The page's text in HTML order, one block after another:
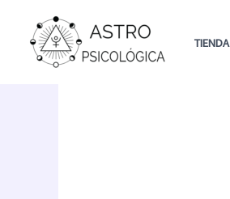
contenido
TIENDA